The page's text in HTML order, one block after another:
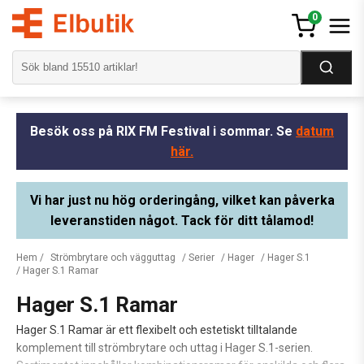
0
Besök oss på RIX FM Festival i sommar. Se datum
här.
Vi har just nu hög orderingång, vilket kan påverka
leveranstiden något. Tack för ditt tålamod!
Hem / Strömbrytare och vägguttag / Serier / Hager / Hager S.1
/ Hager S.1 Ramar
Hager S.1 Ramar
Hager S.1 Ramar är ett flexibelt och estetiskt tilltalande
komplement till strömbrytare och uttag i Hager S.1-serien.